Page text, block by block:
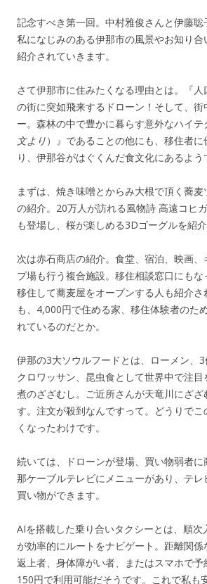
記念すべき第一回。中村雅俊さんと伊藤聡
私になじみのある伊那市の風景やお知り
紹介されていきます。
さて伊那市に住みたくなる理由とは。『人
の街に突如飛来するドローン！そして、街
ー。森林の中で豊かに暮らす意外なハイテ
文より）』であることの他にも、移住者に
り、伊那谷がはぐくんだ食文化にあるよう
まずは、焼き味噌とからみ大根で頂く蕎
の紹介。20万人が訪れる風物詩 高遠コヒ
も登場し、桜が楽しめる3Dゴーグルを紹介
次は赤石商店の紹介。食堂、宿泊、映画
プ場も行う複合施設。移住相談窓口にもな
移住して蕎麦屋をオープンする人も紹介さ
も、4,000円で住める家、移住体験者のた
れているのだとか。
伊那の3大ソウルフードとは、ローメン、
クロワッサン、昆虫食として世界中で注
煮のざざむし。ご近所さんが天竜川にざ
す。注文が殺到なんですって。どうりで
くなったわけです。
続いては、ドローンが登場、買い物弱者
那ケーブルテレビにメニューがあり、テ
買い物ができます。
AIを搭載した乗り合いタクシーとは、順次
が効率的にルートをナビゲート。距離関
返上者、身体障がい者、またはスマホで予
150円で利用可能だそうです。これで私も